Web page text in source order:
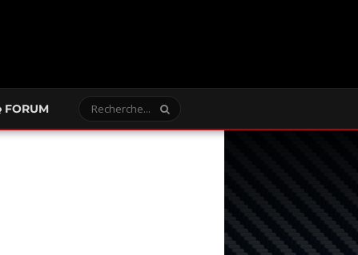
FORUM